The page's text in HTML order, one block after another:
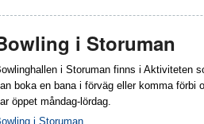
i Storuman
i Storuman finns i Aktiviteten
boka en bana i förväg eller komma förbi
öppet måndag-lördag.
i Storuman